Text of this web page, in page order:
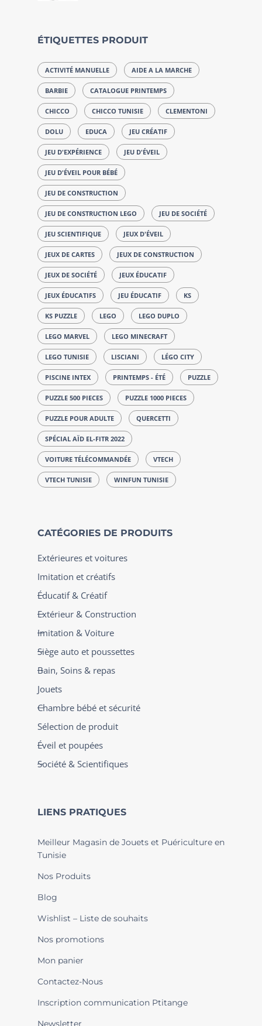
ÉTIQUETTES PRODUIT
ACTIVITÉ MANUELLE AIDE A LA MARCHE
BARBIE CATALOGUE PRINTEMPS
CHICCO CHICCO TUNISIE CLEMENTONI
DOLU EDUCA JEU CRÉATIF
JEU D'EXPÉRIENCE JEU D'ÉVEIL
JEU D'ÉVEIL POUR BÉBÉ
JEU DE CONSTRUCTION
JEU DE CONSTRUCTION LEGO JEU DE SOCIÉTÉ
JEU SCIENTIFIQUE JEUX D'ÉVEIL
JEUX DE CARTES JEUX DE CONSTRUCTION
JEUX DE SOCIÉTÉ JEUX ÉDUCATIF
JEUX ÉDUCATIFS JEU ÉDUCATIF KS
KS PUZZLE LEGO LEGO DUPLO
LEGO MARVEL LEGO MINECRAFT
LEGO TUNISIE LISCIANI LÉGO CITY
PISCINE INTEX PRINTEMPS - ÉTÉ PUZZLE
PUZZLE 500 PIECES PUZZLE 1000 PIECES
PUZZLE POUR ADULTE QUERCETTI
SPÉCIAL AÏD EL-FITR 2022
VOITURE TÉLÉCOMMANDÉE VTECH
VTECH TUNISIE WINFUN TUNISIE
CATÉGORIES DE PRODUITS
Extérieures et voitures
Imitation et créatifs
Éducatif & Créatif
Extérieur & Construction
Imitation & Voiture
Siège auto et poussettes
Bain, Soins & repas
Jouets
Chambre bébé et sécurité
Sélection de produit
Éveil et poupées
Société & Scientifiques
LIENS PRATIQUES
Meilleur Magasin de Jouets et Puériculture en
Tunisie
Nos Produits
Blog
Wishlist – Liste de souhaits
Nos promotions
Mon panier
Contactez-Nous
Inscription communication Ptitange
Newsletter